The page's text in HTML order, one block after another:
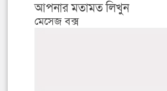
আপনার মতামত লিখুন
মেসেজ বক্স